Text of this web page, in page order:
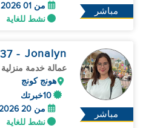
مباشر
من 01 Aug 2026 | دوام كامل
نشط للغاية
مباشر
Jonalyn
- 37
عمالة خدمة منزلية
هونج كونج
10خبرتك
من 20 Sep 2026 | دوام كامل
نشط للغاية